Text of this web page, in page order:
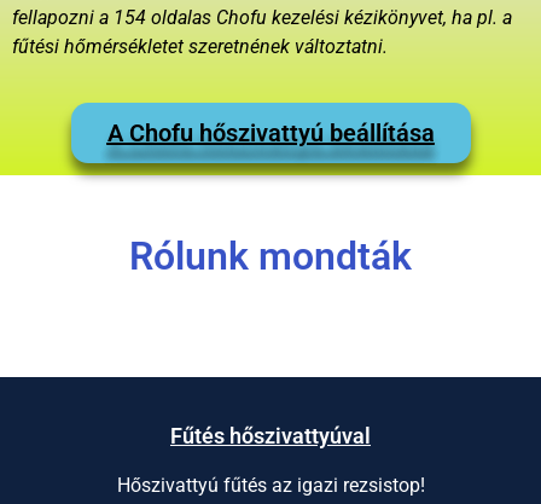
fellapozni a 154 oldalas Chofu kezelési kézikönyvet, ha pl. a
fűtési hőmérsékletet szeretnének változtatni.
A Chofu hőszivattyú beállítása
Rólunk mondták
Fűtés hőszivattyúval
Hőszivattyú fűtés az igazi rezsistop!